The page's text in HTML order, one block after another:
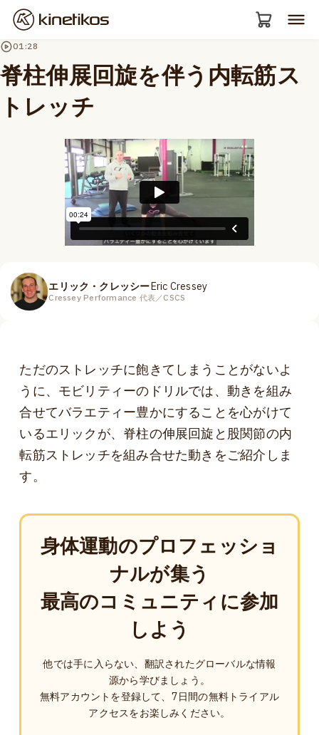
01:28
脊柱伸展回旋を伴う内転筋ス
トレッチ
エリック・クレッシーEric Cressey
Cressey Performance 代表／CSCS
ただのストレッチに飽きてしまうことがないよ
うに、モビリティーのドリルでは、動きを組み
合せてバラエティー豊かにすることを心がけて
いるエリックが、脊柱の伸展回旋と股関節の内
転筋ストレッチを組み合せた動きをご紹介しま
す。
身体運動のプロフェッショ
ナルが集う
最高のコミュニティに参加
しよう
他では手に入らない、翻訳されたグローバルな情報
源から学びましょう。
無料アカウントを登録して、7日間の無料トライアル
アクセスをお楽しみください。